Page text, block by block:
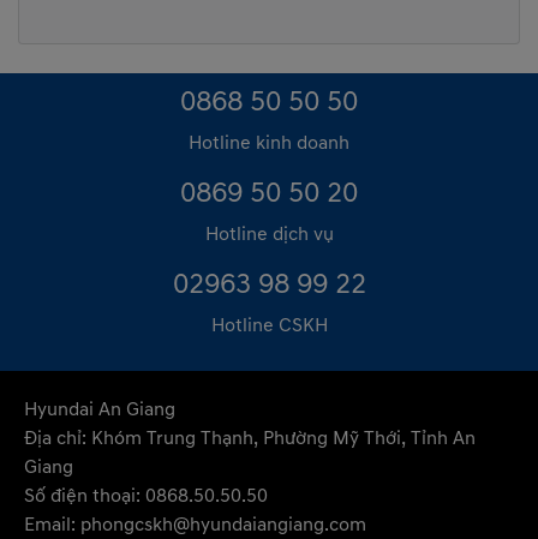
0868 50 50 50
Hotline kinh doanh
0869 50 50 20
Hotline dịch vụ
02963 98 99 22
Hotline CSKH
Hyundai An Giang
Địa chỉ: Khóm Trung Thạnh, Phường Mỹ Thới, Tỉnh An
Giang
Số điện thoại: 0868.50.50.50
Email: phongcskh@hyundaiangiang.com